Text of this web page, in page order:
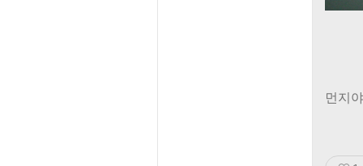
먼지